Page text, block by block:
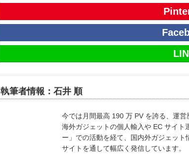
執筆者情報：石井 順
今では月間最高 190 万 PV を誇る、運
海外ガジェットの個人輸入や EC サイ
ー」での活動を経て、国内外ガジェッ
サイトを通して幅広く発信しています。